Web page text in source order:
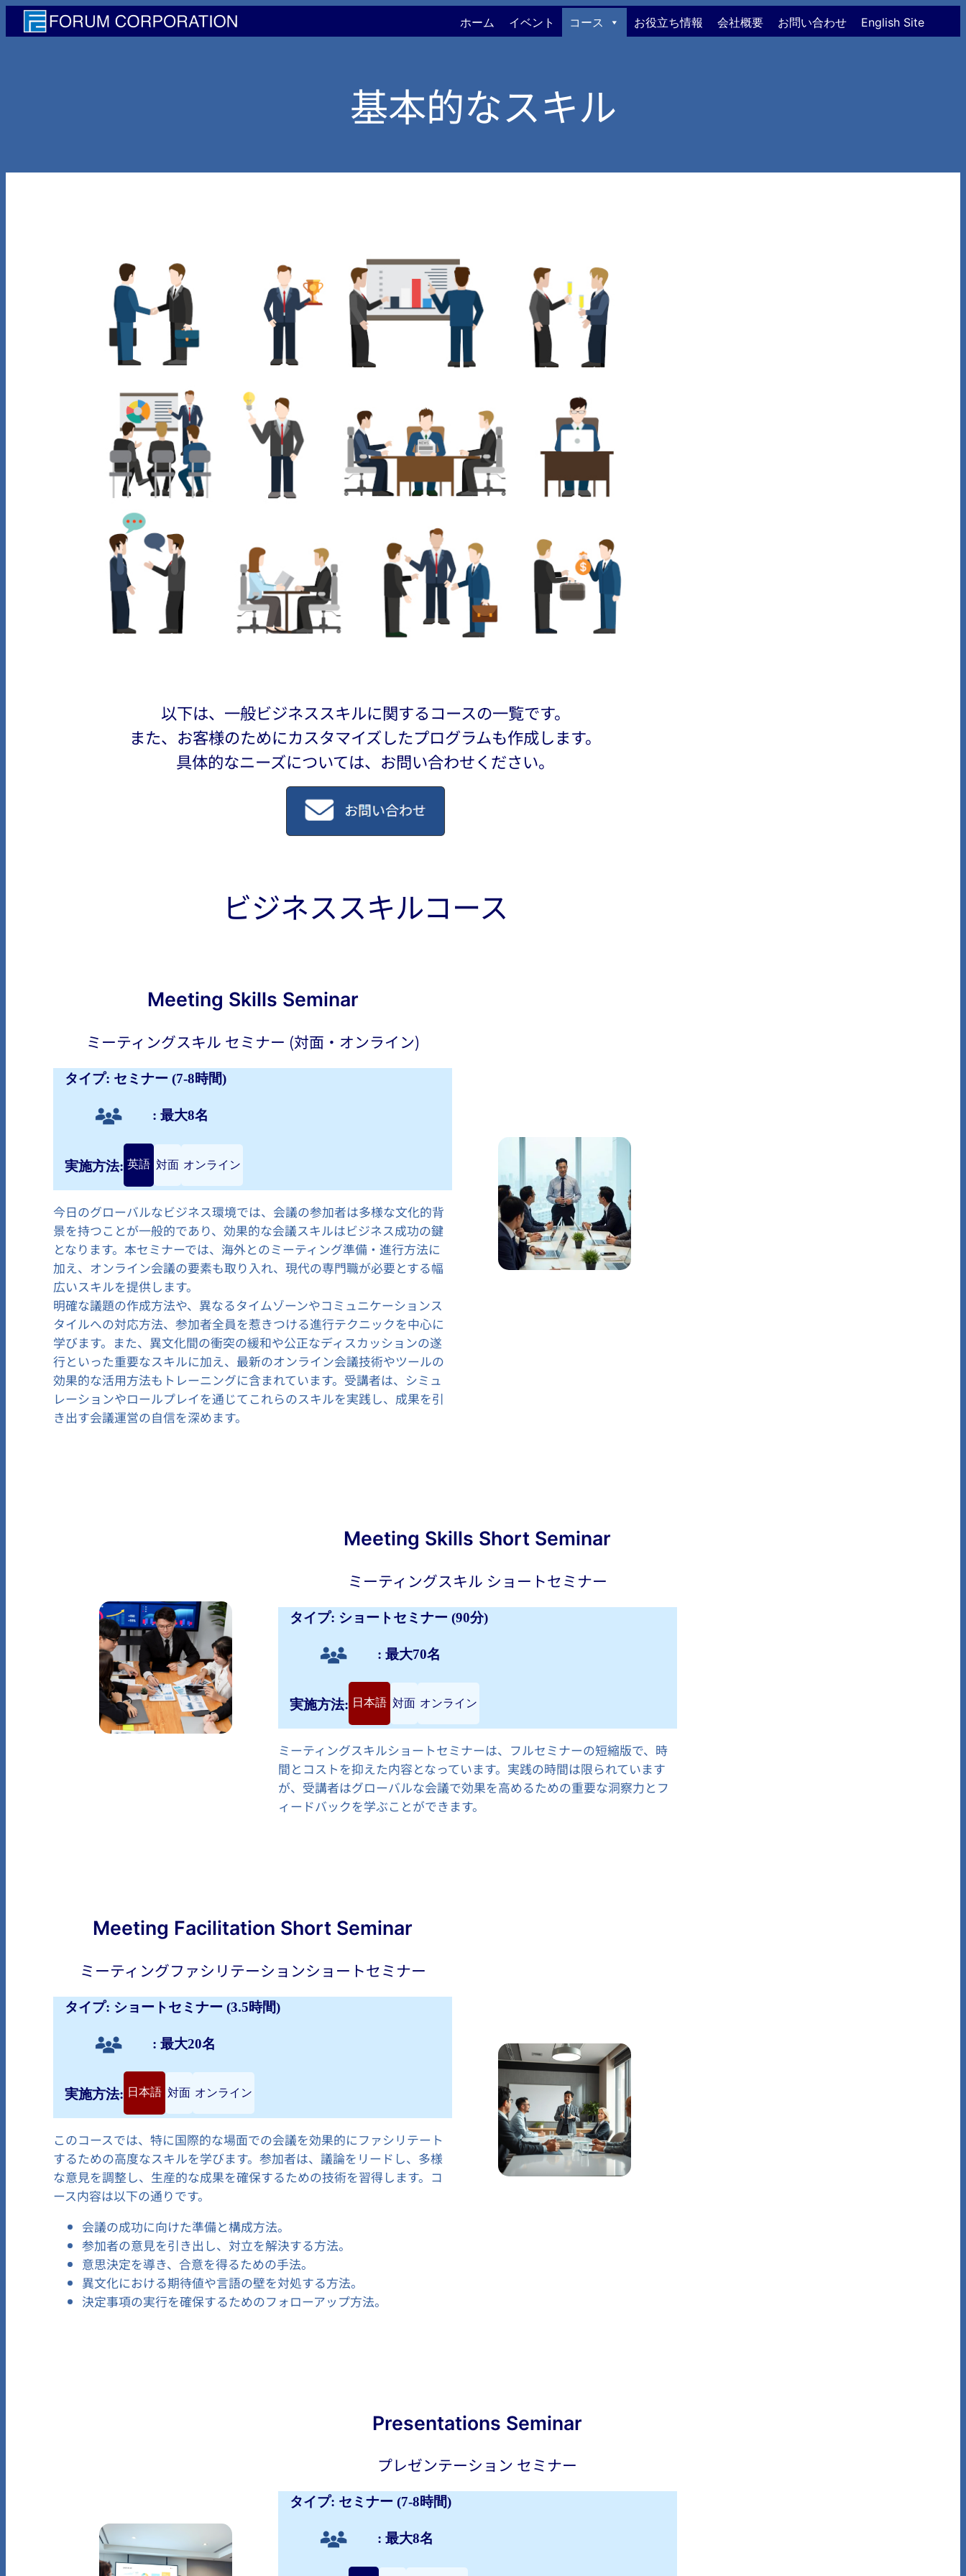
容
ホーム イベント コース お役立ち情報 会社概要 お問い合わせ English Site
基本的なスキル
以下は、一般ビジネススキルに関するコースの一覧です。
また、お客様のためにカスタマイズしたプログラムも作成します。
具体的なニーズについては、お問い合わせください。
ビジネススキルコース
Meeting Skills Seminar
ミーティングスキル セミナー (対面・オンライン)
タイプ: セミナー (7-8時間)
: 最大8名
実施方法: 英語 対面 オンライン
今日のグローバルなビジネス環境では、会議の参加者は多様な文化的背
景を持つことが一般的であり、効果的な会議スキルはビジネス成功の鍵
となります。本セミナーでは、海外とのミーティング準備・進行方法に
加え、オンライン会議の要素も取り入れ、現代の専門職が必要とする幅
広いスキルを提供します。
明確な議題の作成方法や、異なるタイムゾーンやコミュニケーションス
タイルへの対応方法、参加者全員を惹きつける進行テクニックを中心に
学びます。また、異文化間の衝突の緩和や公正なディスカッションの遂
行といった重要なスキルに加え、最新のオンライン会議技術やツールの
効果的な活用方法もトレーニングに含まれています。受講者は、シミュ
レーションやロールプレイを通じてこれらのスキルを実践し、成果を引
き出す会議運営の自信を深めます。
Meeting Skills Short Seminar
ミーティングスキル ショートセミナー
タイプ: ショートセミナー (90分)
: 最大70名
実施方法: 日本語 対面 オンライン
ミーティングスキルショートセミナーは、フルセミナーの短縮版で、時
間とコストを抑えた内容となっています。実践の時間は限られています
が、受講者はグローバルな会議で効果を高めるための重要な洞察力とフ
ィードバックを学ぶことができます。
Meeting Facilitation Short Seminar
ミーティングファシリテーションショートセミナー
タイプ: ショートセミナー (3.5時間)
: 最大20名
実施方法: 日本語 対面 オンライン
このコースでは、特に国際的な場面での会議を効果的にファシリテート
するための高度なスキルを学びます。参加者は、議論をリードし、多様
な意見を調整し、生産的な成果を確保するための技術を習得します。コ
ース内容は以下の通りです。
会議の成功に向けた準備と構成方法。
参加者の意見を引き出し、対立を解決する方法。
意思決定を導き、合意を得るための手法。
異文化における期待値や言語の壁を対処する方法。
決定事項の実行を確保するためのフォローアップ方法。
Presentations Seminar
プレゼンテーション セミナー
タイプ: セミナー (7-8時間)
: 最大8名